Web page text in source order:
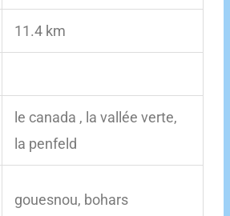
11.4 km
le canada , la vallée verte,
la penfeld
gouesnou, bohars